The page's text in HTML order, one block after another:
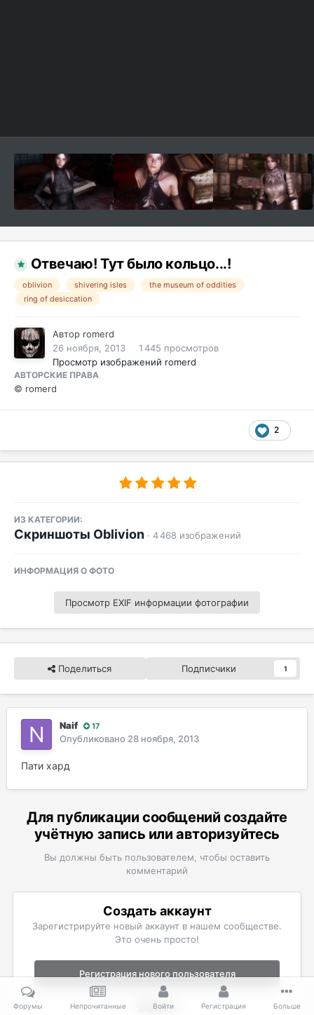
Отвечаю! Тут было кольцо...!
oblivion shivering isles
the museum of oddities
ring of desiccation
Автор romerd
26 ноября, 2013
1 445 просмотров
Просмотр изображений romerd
АВТОРСКИЕ ПРАВА
© romerd
2
ИЗ КАТЕГОРИИ:
Скриншоты Oblivion · 4 468 изображений
ИНФОРМАЦИЯ О ФОТО
Просмотр EXIF информации фотографии
Поделиться Подписчики 1
Naif 17
Опубликовано 28 ноября, 2013
Пати хард
Для публикации сообщений создайте
учётную запись или авторизуйтесь
Вы должны быть пользователем, чтобы оставить
комментарий
Создать аккаунт
Зарегистрируйте новый аккаунт в нашем сообществе.
Это очень просто!
Регистрация нового пользователя
Войти
Форумы Непрочитанные Войти Регистрация Больше